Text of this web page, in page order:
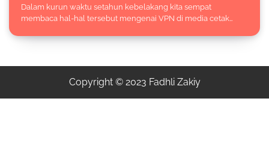
Dalam kurun waktu setahun kebelakang kita sempat
membaca hal-hal tersebut mengenai VPN di media cetak…